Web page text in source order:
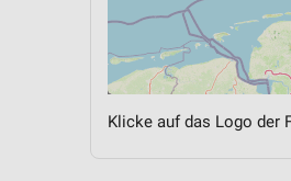
Klicke auf das Logo der